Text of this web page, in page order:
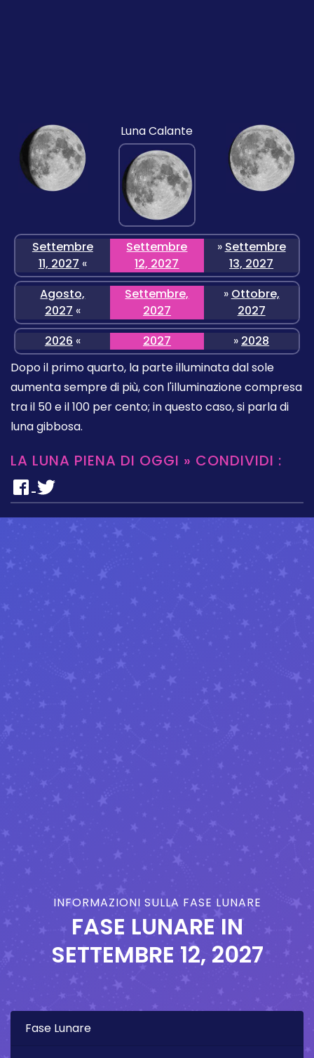
Luna Calante
Settembre
11, 2027 «
Settembre
12, 2027
» Settembre
13, 2027
Agosto,
2027 «
Settembre,
2027
» Ottobre,
2027
2026 « 2027 » 2028
Dopo il primo quarto, la parte illuminata dal sole
aumenta sempre di più, con l'illuminazione compresa
tra il 50 e il 100 per cento; in questo caso, si parla di
luna gibbosa.
LA LUNA PIENA DI OGGI » CONDIVIDI :
INFORMAZIONI SULLA FASE LUNARE
FASE LUNARE IN
SETTEMBRE 12, 2027
Fase Lunare